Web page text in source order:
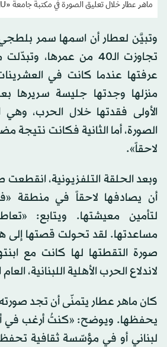
ماهر عطار خلال تعليق الصورة في مكتبة جامعة «LAU» (ماهر عطار)
وتبيَّن لعطار أن اسمها سمر
تجاوزت الـ40 من عمرها،
عرفتها عندما كانت في
منزلها وجدتها جليسة سريرها
الأولى فقدتها خلال الحرب، وهي
الصورة، أما الثانية فكانت نتيجة
لاحقاً».
وبعد الحلقة التلفزيونية،
أن يصادفها لاحقاً في منطقة
لتأمين معيشتها. ويتابع:
مساعدتها. لقد تحولت قصتها إلى
لاندلاع الحرب الأهلية اللبنانية،
كان ماهر عطار يتمنّى أن تجد صورته
يحفظها. ويوضح: «كنتُ أرغب
لبناني أو في مؤسّسة ثقافية